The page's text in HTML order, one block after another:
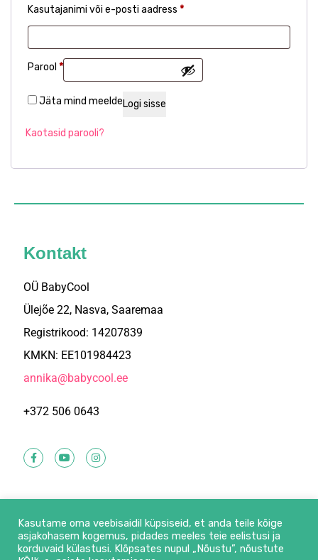
Kasutajanimi või e-posti aadress *
Parool *
Jäta mind meeldeLogi sisse
Kaotasid parooli?
Kontakt
OÜ BabyCool
Ülejõe 22, Nasva, Saaremaa
Registrikood: 14207839
KMKN: EE101984423
annika@babycool.ee
+372 506 0643
Kasutame oma veebisaidil küpsiseid, et anda teile kõige
asjakohasem kogemus, pidades meeles teie eelistusi ja
korduvaid külastusi. Klõpsates nupul „Nõustu”, nõustute